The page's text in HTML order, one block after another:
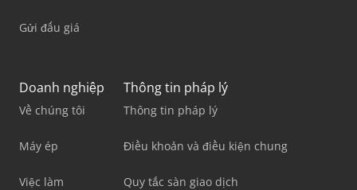
Gửi đấu giá
Doanh nghiệp
Về chúng tôi
Máy ép
Việc làm
Thông tin pháp lý
Thông tin pháp lý
Điều khoản và điều kiện chung
Quy tắc sàn giao dịch